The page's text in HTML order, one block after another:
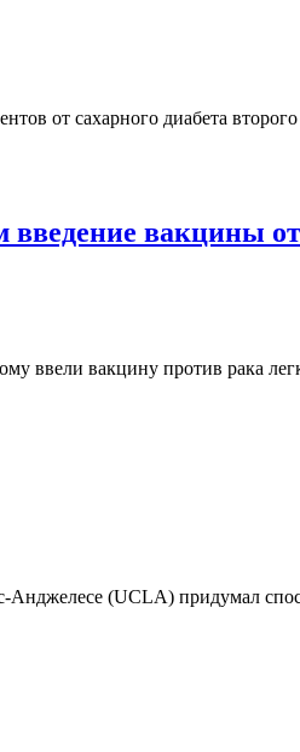
от сахарного диабета
вакцины от
ввели вакцину против рака
(UCLA) придумал